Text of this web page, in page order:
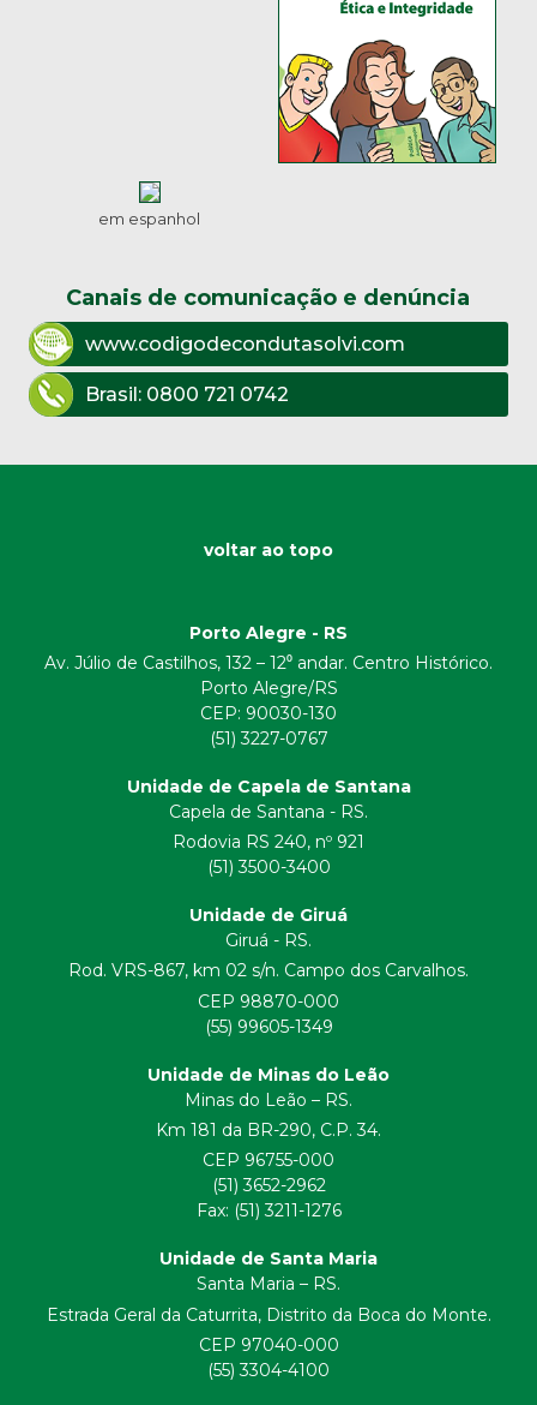
em espanhol
Canais de comunicação e denúncia
www.codigodecondutasolvi.com
Brasil: 0800 721 0742
voltar ao topo
Porto Alegre - RS
Av. Júlio de Castilhos, 132 – 12⁰ andar. Centro Histórico.
Porto Alegre/RS
CEP: 90030-130
(51) 3227-0767
Unidade de Capela de Santana
Capela de Santana - RS.
Rodovia RS 240, nº 921
(51) 3500-3400
Unidade de Giruá
Giruá - RS.
Rod. VRS-867, km 02 s/n. Campo dos Carvalhos.
CEP 98870-000
(55) 99605-1349
Unidade de Minas do Leão
Minas do Leão – RS.
Km 181 da BR-290, C.P. 34.
CEP 96755-000
(51) 3652-2962
Fax: (51) 3211-1276
Unidade de Santa Maria
Santa Maria – RS.
Estrada Geral da Caturrita, Distrito da Boca do Monte.
CEP 97040-000
(55) 3304-4100